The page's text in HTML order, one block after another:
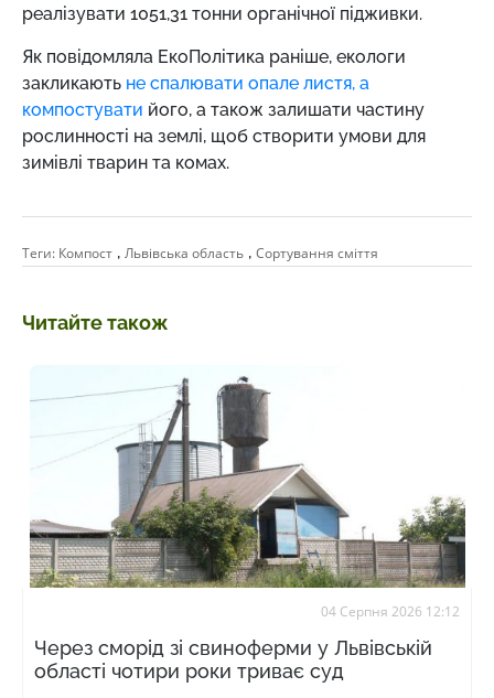
реалізувати 1051,31 тонни органічної підживки.
Як повідомляла ЕкоПолітика раніше, екологи
закликають не спалювати опале листя, а
компостувати його, а також залишати частину
рослинності на землі, щоб створити умови для
зимівлі тварин та комах.
Теги: Компост , Львівська область , Сортування сміття
Читайте також
04 Серпня 2026 12:12
Через сморід зі свиноферми у Львівській
області чотири роки триває суд